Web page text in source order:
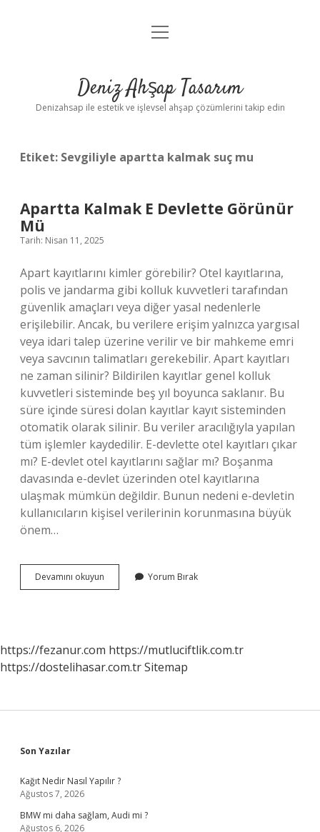
Anasayfa
Yasal Uyarı
menüyü
Deniz Ahşap Tasarım
Denizahsap ile estetik ve işlevsel ahşap çözümlerini takip edin
Etiket: Sevgiliyle apartta kalmak suç mu
Apartta Kalmak E Devlette Görünür
Mü
Tarih: Nisan 11, 2025
Apart kayıtlarını kimler görebilir? Otel kayıtlarına,
polis ve jandarma gibi kolluk kuvvetleri tarafından
güvenlik amaçları veya diğer yasal nedenlerle
erişilebilir. Ancak, bu verilere erişim yalnızca yargısal
veya idari talep üzerine verilir ve bir mahkeme emri
veya savcının talimatları gerekebilir. Apart kayıtları
ne zaman silinir? Bildirilen kayıtlar genel kolluk
kuvvetleri sisteminde beş yıl boyunca saklanır. Bu
süre içinde süresi dolan kayıtlar kayıt sisteminden
otomatik olarak silinir. Bu veriler aracılığıyla yapılan
tüm işlemler kaydedilir. E-devlette otel kayıtları çıkar
mı? E-devlet otel kayıtlarını sağlar mı? Boşanma
davasında e-devlet üzerinden otel kayıtlarına
ulaşmak mümkün değildir. Bunun nedeni e-devletin
kullanıcıların kişisel verilerinin korunmasına büyük
önem…
Devamını okuyun
Kalmak
Yorum Bırak
https://fezanur.com https://mutluciftlik.com.tr
https://dostelihasar.com.trSitemap
Sidebar
Son Yazılar
Kağıt Nedir Nasıl Yapılır ?
Ağustos 7, 2026
BMW mi daha sağlam, Audi mi ?
Ağustos 6, 2026